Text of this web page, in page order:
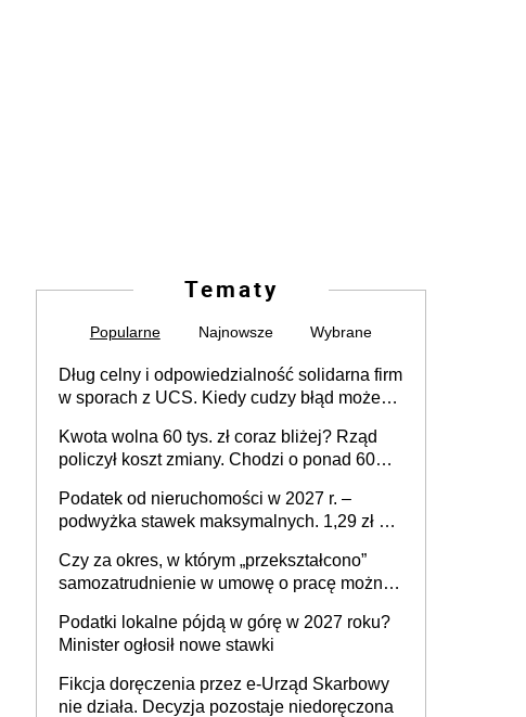
Tematy
Popularne Najnowsze Wybrane
Dług celny i odpowiedzialność solidarna firm
w sporach z UCS. Kiedy cudzy błąd może
Kwota wolna 60 tys. zł coraz bliżej? Rząd
policzył koszt zmiany. Chodzi o ponad 60
Podatek od nieruchomości w 2027 r. –
podwyżka stawek maksymalnych. 1,29 zł za
budynków i lokali związanych z
prowadzeniem działalności gospodarczej
Czy za okres, w którym „przekształcono”
samozatrudnienie w umowę o pracę można
umowy cywilnoprawnej jedynym
racjonalnym wyjściem
Podatki lokalne pójdą w górę w 2027 roku?
Minister ogłosił nowe stawki
Fikcja doręczenia przez e-Urząd Skarbowy
nie działa. Decyzja pozostaje niedoręczona